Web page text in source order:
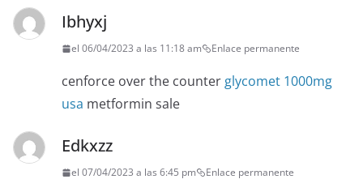
Ibhyxj
el 06/04/2023 a las 11:18 am Enlace permanente
cenforce over the counter glycomet 1000mg
usa metformin sale
Edkxzz
el 07/04/2023 a las 6:45 pm Enlace permanente